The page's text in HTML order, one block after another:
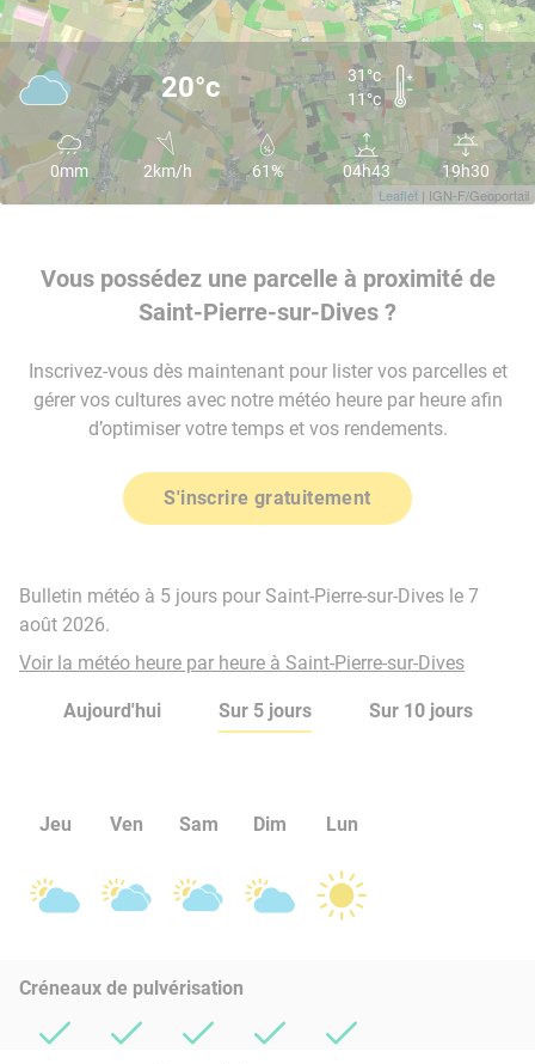
Leaflet | IGN-F/Geoportail
20°c
31°c
11°c
0mm 2km/h 61% 04h43 19h30
Vous possédez une parcelle à proximité de
Saint-Pierre-sur-Dives ?
Inscrivez-vous dès maintenant pour lister vos parcelles et
gérer vos cultures avec notre météo heure par heure afin
d’optimiser votre temps et vos rendements.
S'inscrire gratuitement
Bulletin météo à 5 jours pour Saint-Pierre-sur-Dives le 7
août 2026.
Voir la météo heure par heure à Saint-Pierre-sur-Dives
Aujourd'hui Sur 5 jours Sur 10 jours
Jeu Ven Sam Dim Lun
Créneaux de pulvérisation